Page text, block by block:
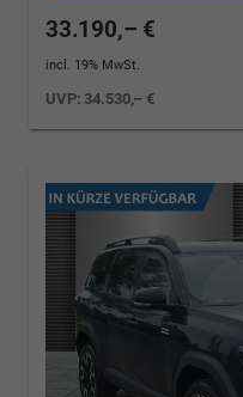
33.190,– €
incl. 19% MwSt.
UVP: 34.530,– €